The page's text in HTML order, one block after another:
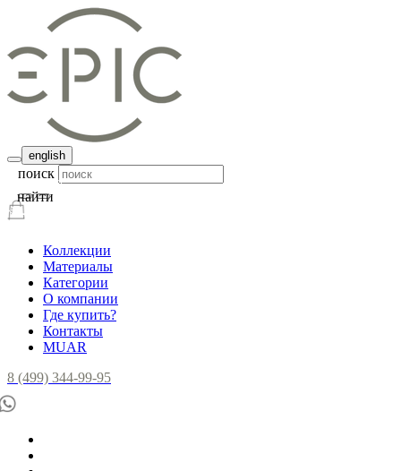
english
поиск
Коллекции
Материалы
Категории
О компании
Где купить?
Контакты
MUAR
8 (499) 344-99-95
найти